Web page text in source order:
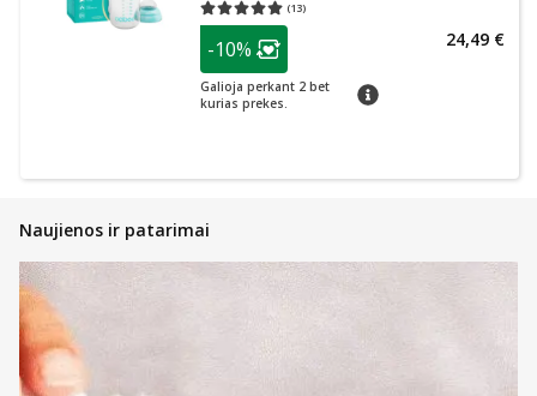
(13)
Vidutinis įvertinimas 5.00
patarimas
Lojalumo klubo narių nuolaida
-10%
Galioja perkant 2 bet
kurias prekes.
patarimas
24,49 €
Naujienos ir patarimai